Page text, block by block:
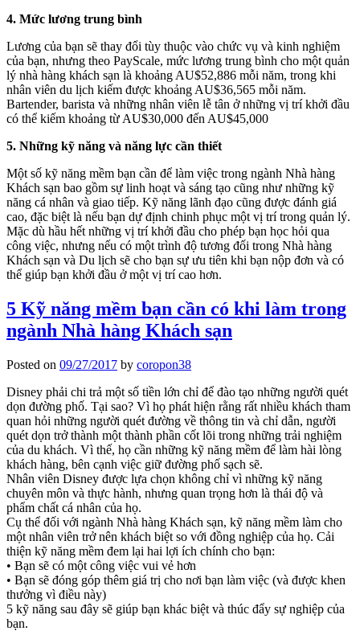
4. Mức lương trung bình
Lương của bạn sẽ thay đổi tùy thuộc vào chức vụ và kinh nghiệm
của bạn, nhưng theo PayScale, mức lương trung bình cho một quản
lý nhà hàng khách sạn là khoảng AU$52,886 mỗi năm, trong khi
nhân viên du lịch kiếm được khoảng AU$36,565 mỗi năm.
Bartender, barista và những nhân viên lễ tân ở những vị trí khởi đầu
có thể kiếm khoảng từ AU$30,000 đến AU$45,000
5. Những kỹ năng và năng lực cần thiết
Một số kỹ năng mềm bạn cần để làm việc trong ngành Nhà hàng
Khách sạn bao gồm sự linh hoạt và sáng tạo cũng như những kỹ
năng cá nhân và giao tiếp. Kỹ năng lãnh đạo cũng được đánh giá
cao, đặc biệt là nếu bạn dự định chinh phục một vị trí trong quản lý.
Mặc dù hầu hết những vị trí khởi đầu cho phép bạn học hỏi qua
công việc, nhưng nếu có một trình độ tương đối trong Nhà hàng
Khách sạn và Du lịch sẽ cho bạn sự ưu tiên khi bạn nộp đơn và có
thể giúp bạn khởi đầu ở một vị trí cao hơn.
5 Kỹ năng mềm bạn cần có khi làm trong
ngành Nhà hàng Khách sạn
Posted on 09/27/2017 by coropon38
Disney phải chi trả một số tiền lớn chỉ để đào tạo những người quét
dọn đường phố. Tại sao? Vì họ phát hiện rằng rất nhiều khách tham
quan hỏi những người quét đường về thông tin và chỉ dẫn, người
quét dọn trở thành một thành phần cốt lõi trong những trải nghiệm
của du khách. Vì thế, họ cần những kỹ năng mềm để làm hài lòng
khách hàng, bên cạnh việc giữ đường phố sạch sẽ.
Nhân viên Disney được lựa chọn không chỉ vì những kỹ năng
chuyên môn và thực hành, nhưng quan trọng hơn là thái độ và
phẩm chất cá nhân của họ.
Cụ thể đối với ngành Nhà hàng Khách sạn, kỹ năng mềm làm cho
một nhân viên trở nên khách biệt so với đồng nghiệp của họ. Cải
thiện kỹ năng mềm đem lại hai lợi ích chính cho bạn:
• Bạn sẽ có một công việc vui vẻ hơn
• Bạn sẽ đóng góp thêm giá trị cho nơi bạn làm việc (và được khen
thưởng vì điều này)
5 kỹ năng sau đây sẽ giúp bạn khác biệt và thúc đẩy sự nghiệp của
bạn.